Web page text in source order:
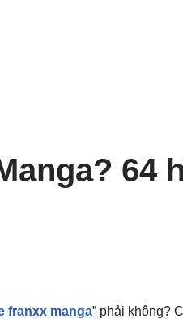
64
franxx manga” phải không?